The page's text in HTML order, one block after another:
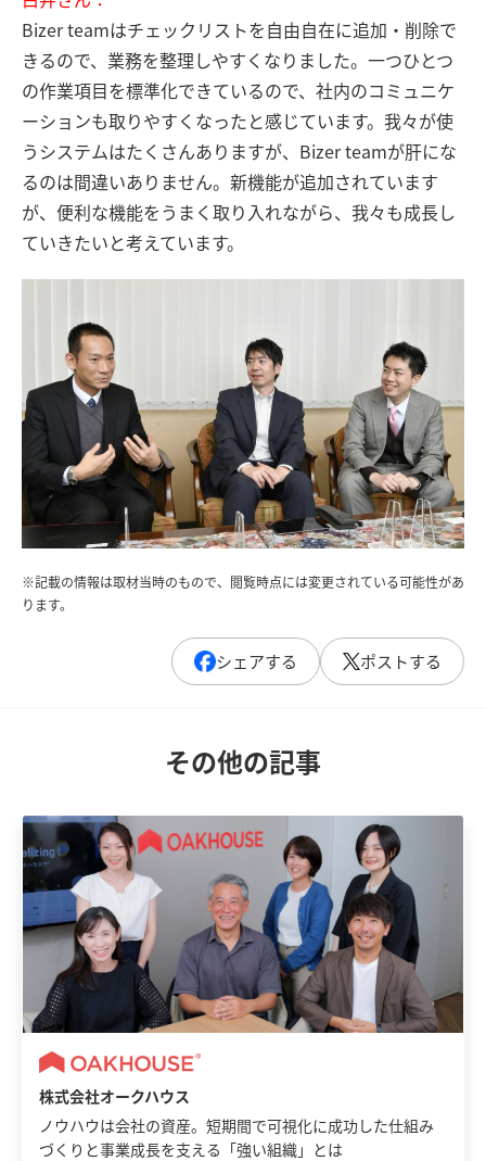
Bizer teamはチェックリストを自由自在に追加・削除で
きるので、業務を整理しやすくなりました。一つひとつ
の作業項目を標準化できているので、社内のコミュニケ
ーションも取りやすくなったと感じています。我々が使
うシステムはたくさんありますが、Bizer teamが肝にな
るのは間違いありません。新機能が追加されています
が、便利な機能をうまく取り入れながら、我々も成長し
ていきたいと考えています。
※記載の情報は取材当時のもので、閲覧時点には変更されている可能性があ
ります。
シェアする ポストする
その他の記事
株式会社オークハウス
ノウハウは会社の資産。短期間で可視化に成功した仕組み
づくりと事業成長を支える「強い組織」とは